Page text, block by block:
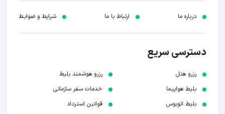
درباره ما ارتباط با ما شرایط و ضوابـط
دسترسی سریع
رزرو هتل
بلیط هواپیما
بلیط اتوبوس
رزرو هوشمند بلیط
خدمات سفر سازمانی
قوانین استرداد